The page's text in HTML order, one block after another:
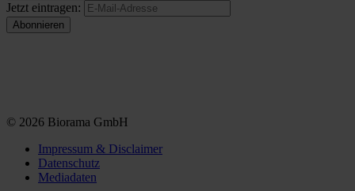
Jetzt eintragen:
© 2026 Biorama GmbH
Impressum & Disclaimer
Datenschutz
Mediadaten